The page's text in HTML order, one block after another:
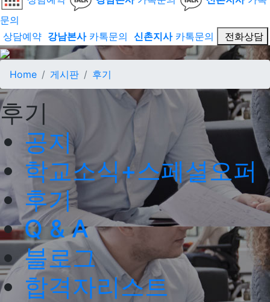
문의
상담예약 강남본사카톡문의 신촌지사카톡문의 전화상담
Home 게시판 후기
후기
공지
학교소식+스페셜오퍼
후기
Q & A
블로그
합격자리스트